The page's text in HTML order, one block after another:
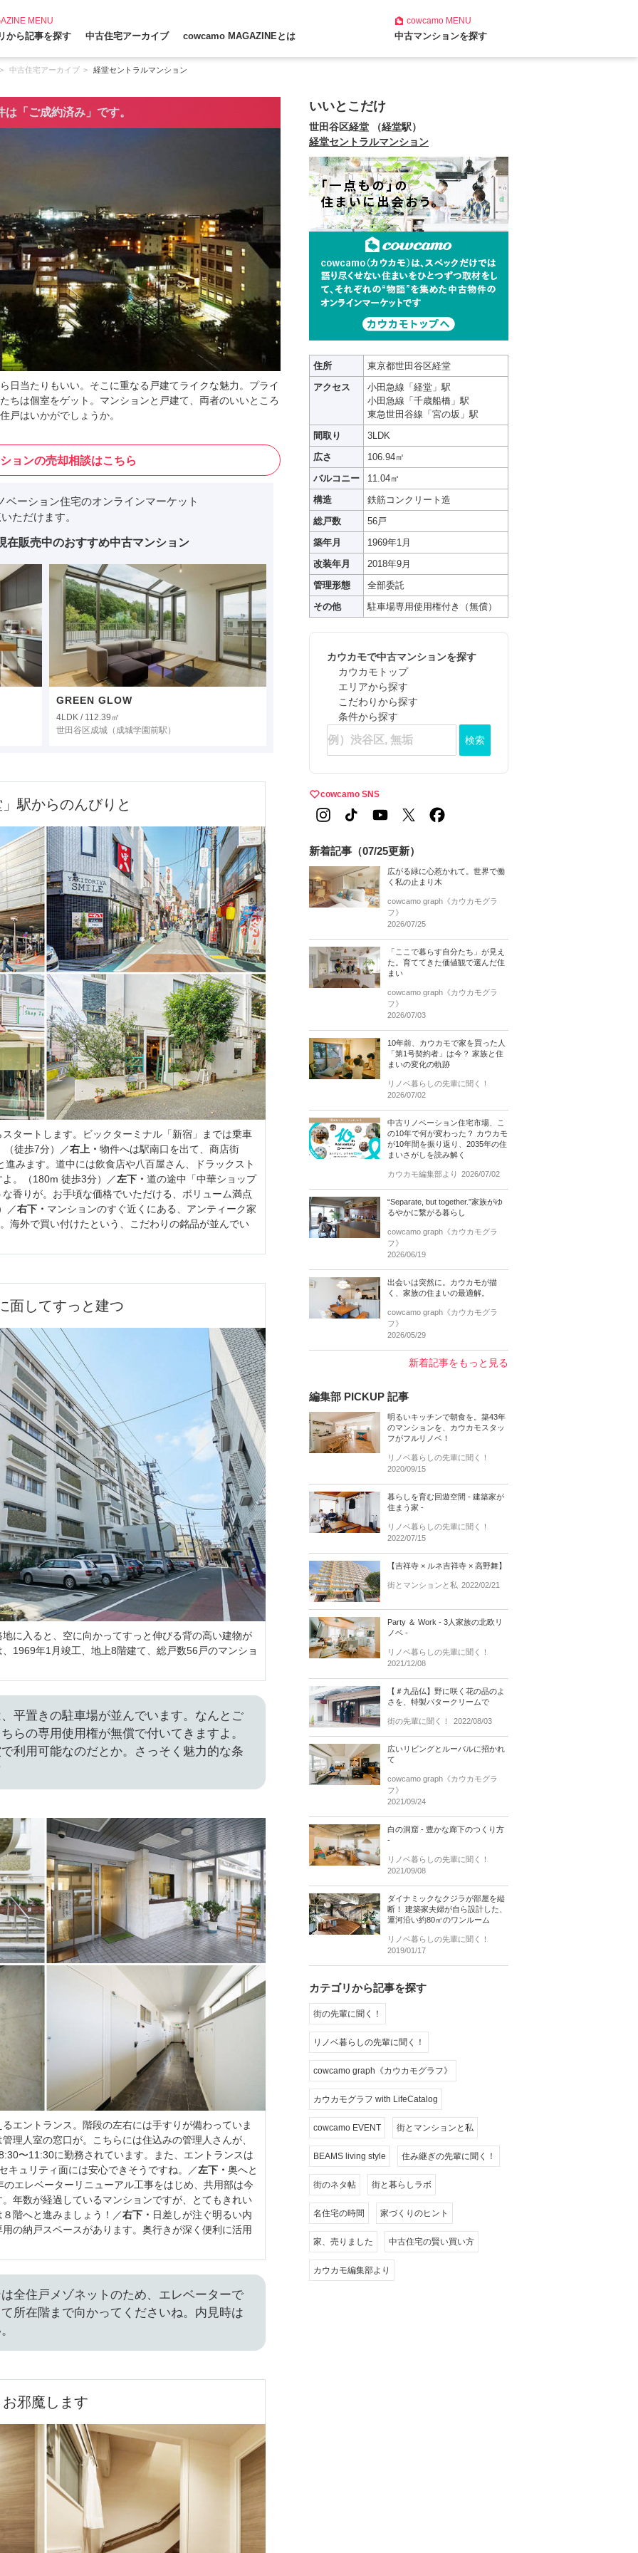
MENU
から記事を探す 中古住宅アーカイブ cowcamo MAGAZINEとは
cowcamoMENU
中古マンションを探す
中古住宅アーカイブ 経堂セントラルマンション
は「ご成約済み」です。
日当たりもいい。そこに重なる戸建てライクな魅力。プライ
ちは個室をゲット。マンションと戸建て、両者のいいところ
戸はいかがでしょうか。
ョンの売却相談はこちら
ーション住宅のオンラインマーケット
ただけます。
在販売中のおすすめ中古マンション
GREEN GLOW
4LDK / 112.39㎡
世田谷区成城 （成城学園前駅）
駅からのんびりと
タートします。ビックターミナル「新宿」までは乗車
（徒歩7分）／右上・ 物件へは駅南口を出て、商店街
みます。道中には飲食店や八百屋さん、ドラックスト
。（180m 徒歩3分）／左下・ 道の途中「中華ショップ
香りが。お手頃な価格でいただける、ボリューム満点
／右下・ マンションのすぐ近くにある、アンティーク家
海外で買い付けたという、こだわりの銘品が並んでい
面してすっと建つ
に入ると、空に向かってすっと伸びる背の高い建物が
1969年1月竣工、地上8階建て、総戸数56戸のマンショ
平置きの駐車場が並んでいます。なんとご
らの専用使用権が無償で付いてきますよ。
利用可能なのだとか。さっそく魅力的な条
エントランス。階段の左右には手すりが備わっていま
理人室の窓口が。こちらには住込みの管理人さんが、
〜11:30に勤務されています。また、エントランスは
キュリティ面には安心できそうですね。／左下・ 奥へと
エレベーターリニューアル工事をはじめ、共用部は今
年数が経過しているマンションですが、とてもきれい
階へと進みましょう！／右下・ 日差しが注ぐ明るい内
の納戸スペースがあります。奥行きが深く便利に活用
全住戸メゾネットのため、エレベーターで
所在階まで向かってくださいね。内見時は
お邪魔します
いいとこだけ
世田谷区経堂 （経堂駅）
経堂セントラルマンション
住所
東京都世田谷区経堂
アクセス
小田急線「経堂」駅
小田急線「千歳船橋」駅
東急世田谷線「宮の坂」駅
間取り
3LDK
広さ
106.94㎡
バルコニー
11.04㎡
構造
鉄筋コンクリート造
総戸数
56戸
築年月
1969年1月
改装年月
2018年9月
管理形態
全部委託
その他
駐車場専用使用権付き（無償）
カウカモで中古マンションを探す
カウカモトップ
エリアから探す
こだわりから探す
条件から探す
検索
cowcamo SNS
新着記事（07/25更新）
広がる緑に心惹かれて。世界で働
く私の止まり木
cowcamo graph《カウカモグラ
フ》
2026/07/25
「ここで暮らす自分たち」が見え
た。育ててきた価値観で選んだ住
まい
cowcamo graph《カウカモグラ
フ》
2026/07/03
10年前、カウカモで家を買った人
「第1号契約者」は今？ 家族と住
まいの変化の軌跡
リノベ暮らしの先輩に聞く！
2026/07/02
中古リノベーション住宅市場、こ
の10年で何が変わった？ カウカモ
が10年間を振り返り、2035年の住
まいさがしを読み解く
カウカモ編集部より 2026/07/02
“Separate, but together.”家族がゆ
るやかに繋がる暮らし
cowcamo graph《カウカモグラ
フ》
2026/06/19
出会いは突然に。カウカモが描
く、家族の住まいの最適解。
cowcamo graph《カウカモグラ
フ》
2026/05/29
新着記事をもっと見る
編集部 PICKUP 記事
明るいキッチンで朝食を。築43年
のマンションを、カウカモスタッ
フがフルリノベ！
リノベ暮らしの先輩に聞く！
2020/09/15
暮らしを育む回遊空間 - 建築家が
住まう家 -
リノベ暮らしの先輩に聞く！
2022/07/15
【吉祥寺 × ルネ吉祥寺 × 高野舞】
街とマンションと私 2022/02/21
Party ＆ Work - 3人家族の北欧リ
ノベ -
リノベ暮らしの先輩に聞く！
2021/12/08
【＃九品仏】野に咲く花の品のよ
さを、特製バタークリームで
街の先輩に聞く！ 2022/08/03
広いリビングとルーバルに招かれ
て
cowcamo graph《カウカモグラ
フ》
2021/09/24
白の洞窟 - 豊かな廊下のつくり方
-
リノベ暮らしの先輩に聞く！
2021/09/08
ダイナミックなクジラが部屋を縦
断！ 建築家夫婦が自ら設計した、
運河沿い約80㎡のワンルーム
リノベ暮らしの先輩に聞く！
2019/01/17
カテゴリから記事を探す
街の先輩に聞く！
リノベ暮らしの先輩に聞く！
cowcamo graph《カウカモグラフ》
カウカモグラフ with LifeCatalog
cowcamo EVENT 街とマンションと私
BEAMS living style 住み継ぎの先輩に聞く！
街のネタ帖 街と暮らしラボ
名住宅の時間 家づくりのヒント
家、売りました 中古住宅の賢い買い方
カウカモ編集部より